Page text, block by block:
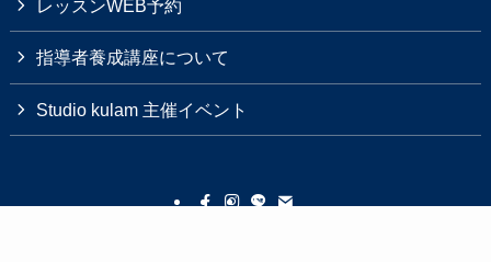
レッスンWEB予約
指導者養成講座について
Studio kulam 主催イベント